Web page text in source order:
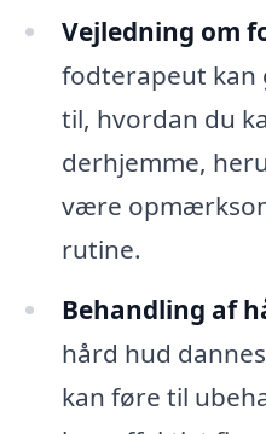
Vejledning om
fodterapeut kan
til, hvordan du
derhjemme,
være
rutine.
Behandling af
hård hud
kan føre til